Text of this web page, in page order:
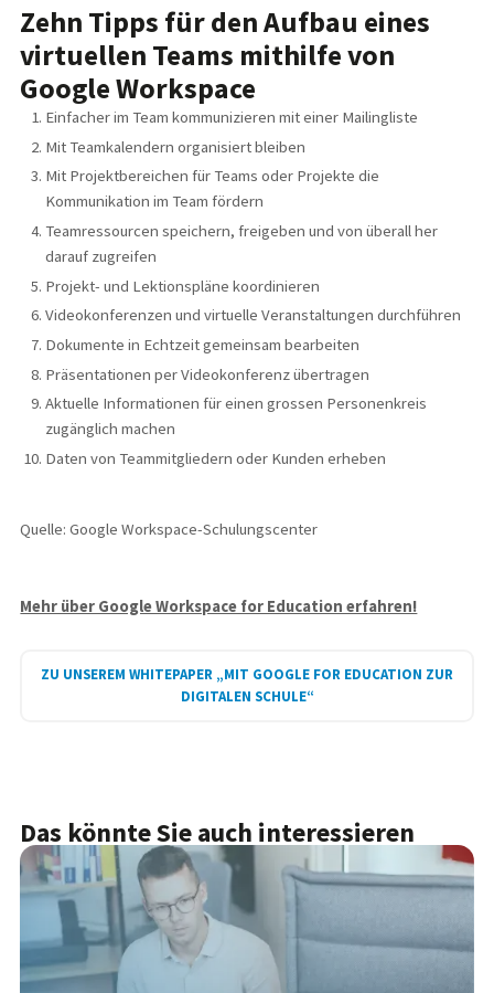
Zehn Tipps für den Aufbau eines
virtuellen Teams mithilfe von
Google Workspace
Einfacher im Team kommunizieren mit einer Mailingliste
Mit Teamkalendern organisiert bleiben
Mit Projektbereichen für Teams oder Projekte die
Kommunikation im Team fördern
Teamressourcen speichern, freigeben und von überall her
darauf zugreifen
Projekt- und Lektionspläne koordinieren
Videokonferenzen und virtuelle Veranstaltungen durchführen
Dokumente in Echtzeit gemeinsam bearbeiten
Präsentationen per Videokonferenz übertragen
Aktuelle Informationen für einen grossen Personenkreis
zugänglich machen
Daten von Teammitgliedern oder Kunden erheben
Quelle: Google Workspace-Schulungscenter
Mehr über Google Workspace for Education erfahren!
ZU UNSEREM WHITEPAPER „MIT GOOGLE FOR EDUCATION ZUR
DIGITALEN SCHULE“
Das könnte Sie auch interessieren